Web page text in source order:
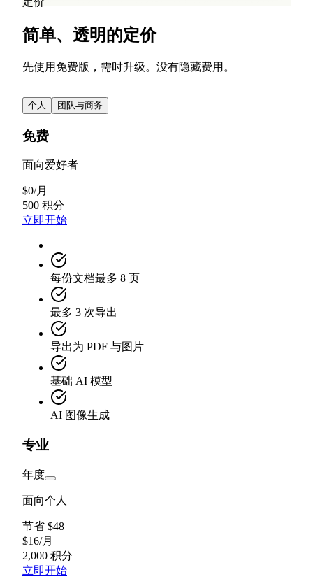
简单、透明的定价
先使用免费版，需时升级。没有隐藏费用。
个人 团队与商务
免费
面向爱好者
$0/月
500 积分
立即开始
每份文档最多 8 页
最多 3 次导出
导出为 PDF 与图片
基础 AI 模型
AI 图像生成
专业
年度
面向个人
节省 $48
$16/月
2,000 积分
立即开始